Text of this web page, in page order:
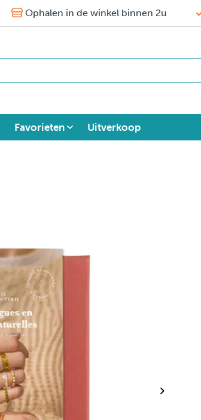
Ophalen in de winkel binnen 2u
Favorieten Uitverkoop